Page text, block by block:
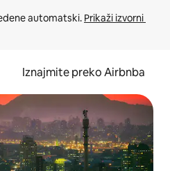
automatski. Prikaži izvorni
Iznajmite preko Airbnba